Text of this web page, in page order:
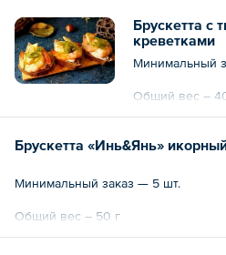
Брускетта с
креветками
Минимальный
Общий вес –
Брускетта «Инь&Янь»
Минимальный заказ — 5 шт.
Общий вес – 50 г